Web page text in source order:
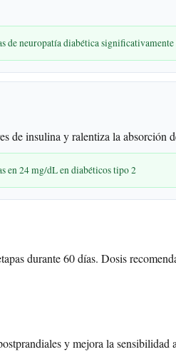
neuropatía diabética significativamente
de insulina y ralentiza la absorción
en 24 mg/dL en diabéticos tipo 2
durante 60 días. Dosis
y mejora la sensibilidad